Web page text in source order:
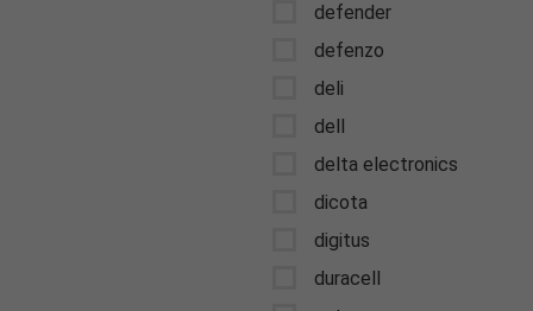
defender
defenzo
deli
dell
delta electronics
dicota
digitus
duracell